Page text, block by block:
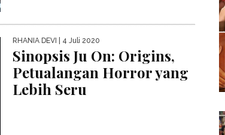
RHANIA DEVI | 4 Juli 2020
Sinopsis Ju On: Origins,
Petualangan Horror yang
Lebih Seru